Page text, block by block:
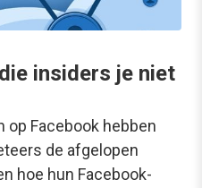
insiders je niet
op Facebook hebben
de afgelopen
hoe hun Facebook-